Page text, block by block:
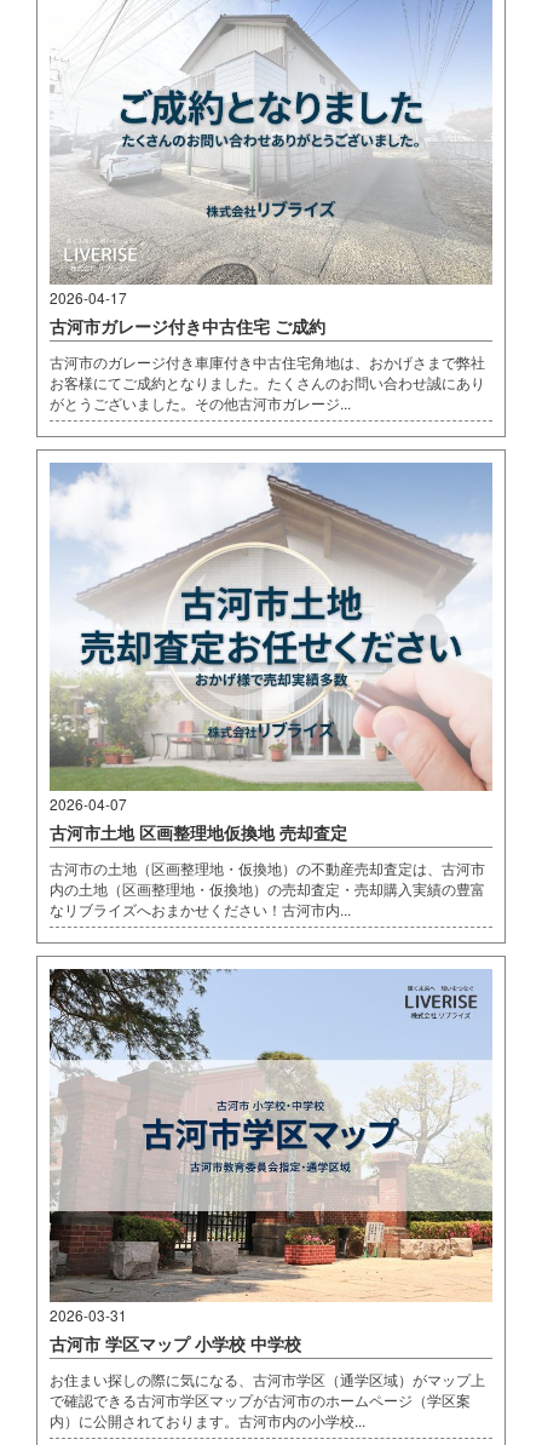
2026-04-17
古河市ガレージ付き中古住宅 ご成約
古河市のガレージ付き車庫付き中古住宅角地は、おかげさまで弊社
お客様にてご成約となりました。たくさんのお問い合わせ誠にあり
がとうございました。その他古河市ガレージ...
2026-04-07
古河市土地 区画整理地仮換地 売却査定
古河市の土地（区画整理地・仮換地）の不動産売却査定は、古河市
内の土地（区画整理地・仮換地）の売却査定・売却購入実績の豊富
なリブライズへおまかせください！古河市内...
2026-03-31
古河市 学区マップ 小学校 中学校
お住まい探しの際に気になる、古河市学区（通学区域）がマップ上
で確認できる古河市学区マップが古河市のホームページ（学区案
内）に公開されております。古河市内の小学校...